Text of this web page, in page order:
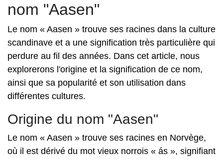
nom "Aasen"
Le nom « Aasen » trouve ses racines dans la culture
scandinave et a une signification très particulière qui
perdure au fil des années. Dans cet article, nous
explorerons l'origine et la signification de ce nom,
ainsi que sa popularité et son utilisation dans
différentes cultures.
Origine du nom "Aasen"
Le nom « Aasen » trouve ses racines en Norvège,
où il est dérivé du mot vieux norrois « ás », signifiant